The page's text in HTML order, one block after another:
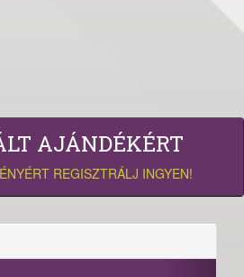
AJÁNDÉKÉRT
REGISZTRÁLJ INGYEN!